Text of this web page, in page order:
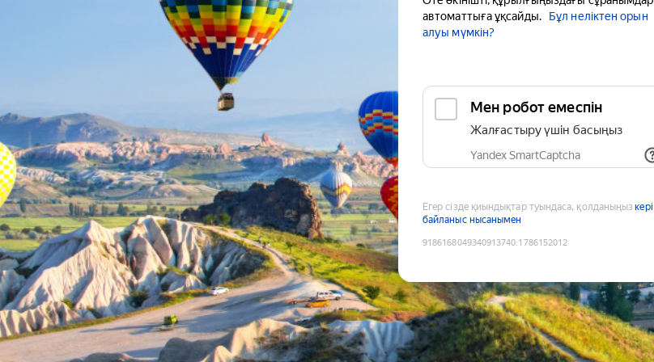
автоматтыға ұқсайды.
Бұл неліктен орын
алуы мүмкін?
Мен робот емеспін
Жалғастыру үшін басыңыз
Yandex SmartCaptcha
Егер сізде қиындықтар туындаса, қолданыңыз кері
байланыс нысанымен
9186168049340913740:1786152012